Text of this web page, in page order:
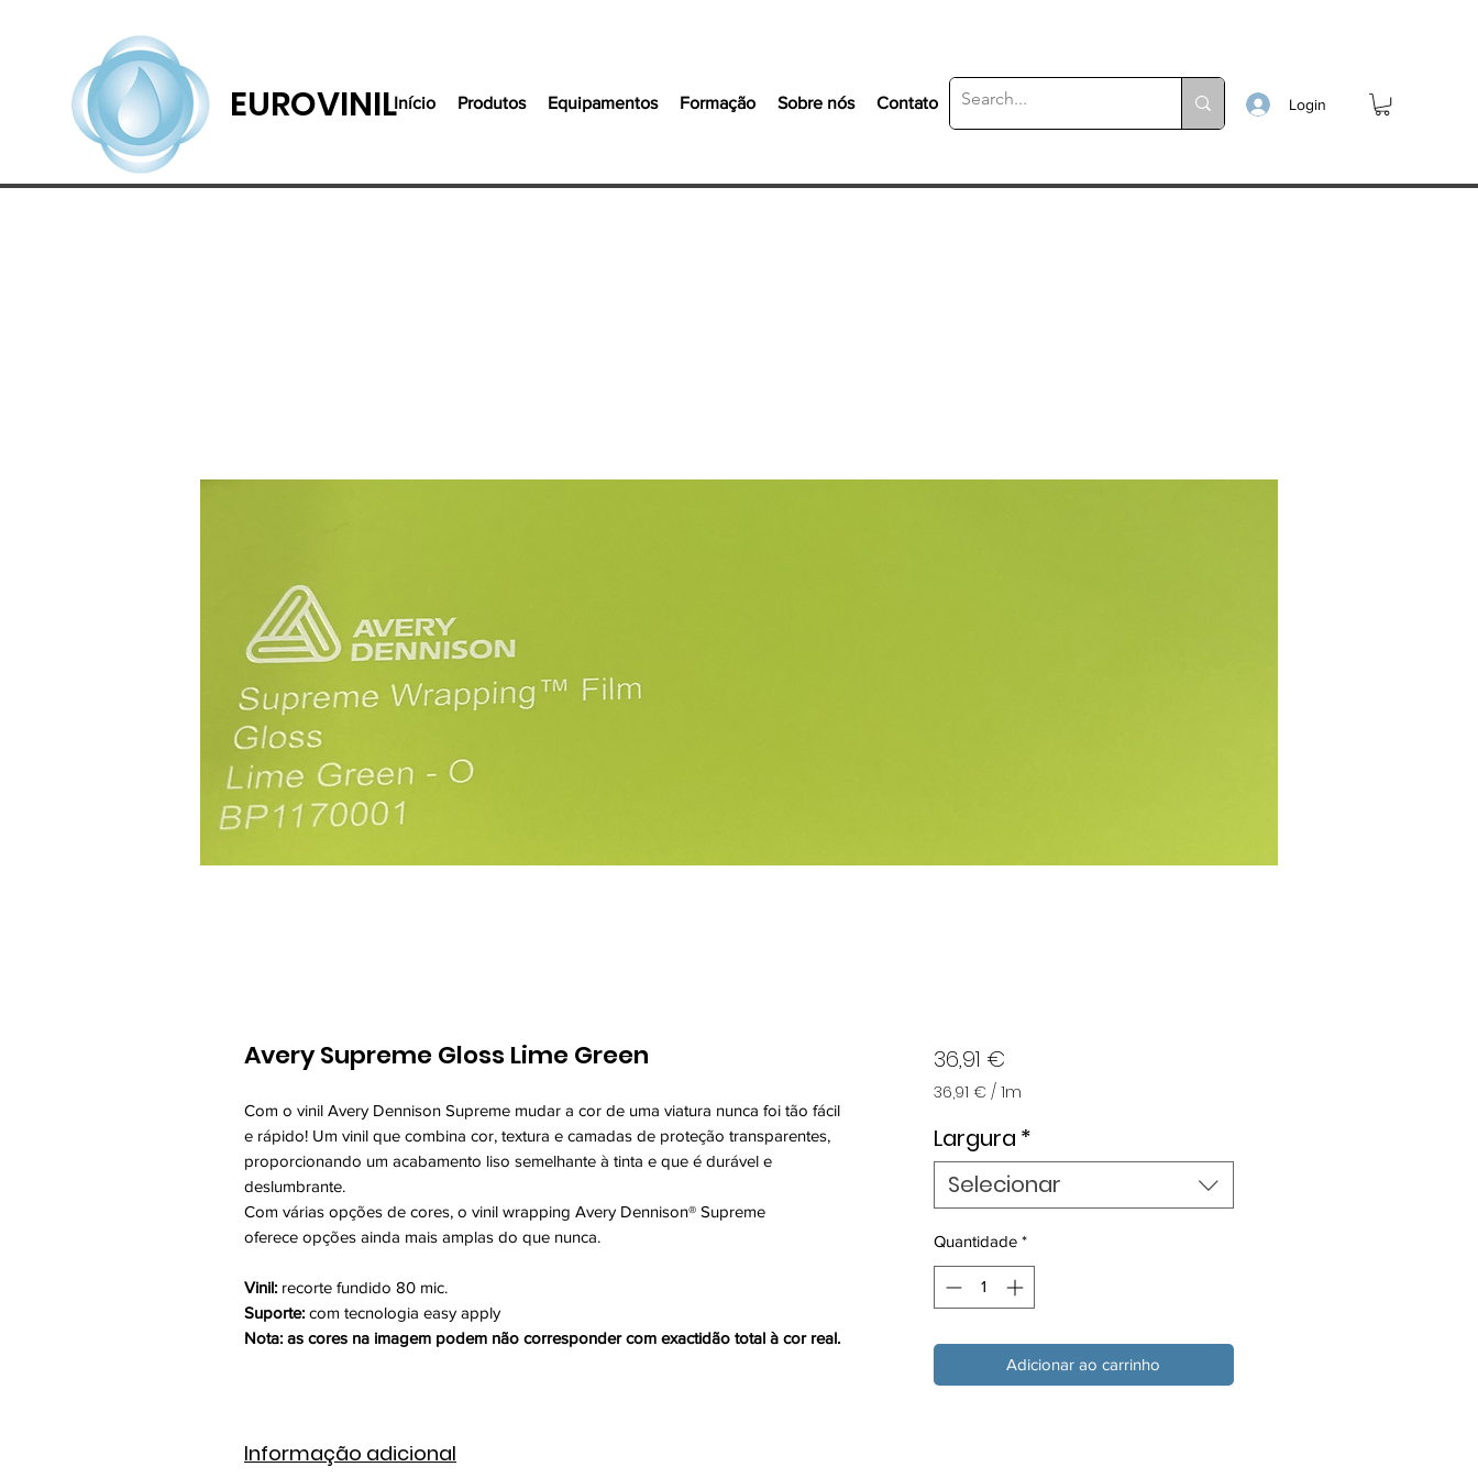
EUROVINILInício Produtos Equipamentos Formação Sobre nós Contato Login
Avery Supreme Gloss Lime Green
Com o vinil Avery Dennison Supreme mudar a cor de uma viatura nunca foi tão fácil
e rápido! Um vinil que combina cor, textura e camadas de proteção transparentes,
proporcionando um acabamento liso semelhante à tinta e que é durável e
deslumbrante.
Com várias opções de cores, o vinil wrapping Avery Dennison® Supreme
oferece opções ainda mais amplas do que nunca.
Vinil: recorte fundido 80 mic.
Suporte: com tecnologia easy apply
Nota: as cores na imagem podem não corresponder com exactidão total à cor real.
Informação adicional
36,91 €Preço
36,91 € / 1m
por
metro
Largura *
Selecionar
Quantidade *
Adicionar ao carrinho